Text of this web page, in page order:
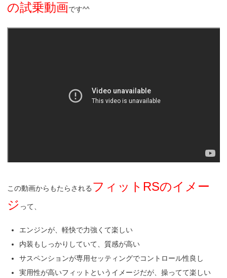
の試乗動画です^^
この動画からもたらされる フィットRSのイメー
ジ って、
エンジンが、軽快で力強くて楽しい
内装もしっかりしていて、質感が高い
サスペンションが専用セッティングでコントロール性良し
実用性が高いフィットというイメージだが、操ってて楽しい